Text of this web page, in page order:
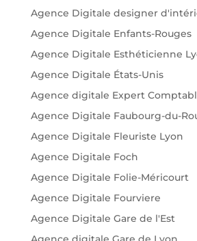
Agence Digitale designer
Agence Digitale Enfants-Rouges
Agence Digitale Esthéticienne
Agence Digitale États-Unis
Agence digitale Expert
Agence Digitale Faubourg-du-
Agence Digitale Fleuriste Lyon
Agence Digitale Foch
Agence Digitale Folie-Méricourt
Agence Digitale Fourviere
Agence Digitale Gare de l'Est